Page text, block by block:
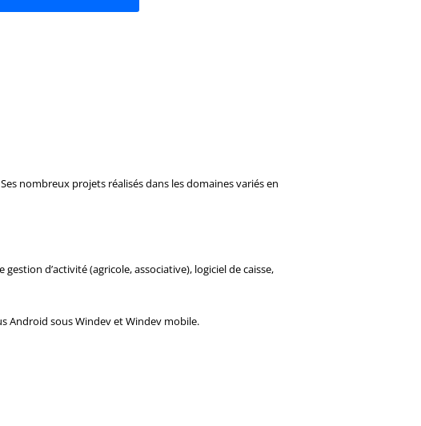
nombreux projets réalisés dans les domaines variés en
d’activité (agricole, associative), logiciel de caisse,
Android sous Windev et Windev mobile.